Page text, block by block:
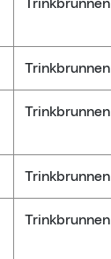
Trinkbrunnen
Trinkbrunnen
Trinkbrunnen
Trinkbrunnen
Trinkbrunnen